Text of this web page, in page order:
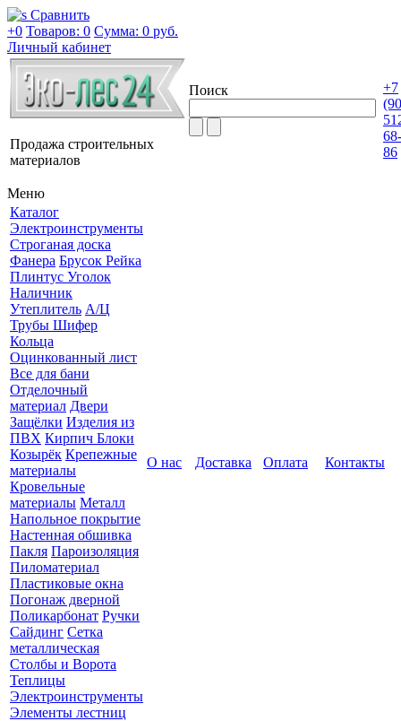
Сравнить
+0 Товаров: 0 Сумма: 0 руб.
Личный кабинет
Продажа строительных
материалов
Поиск
+7
68-
86
Меню
Каталог
Электроинструменты
Строганая доска
Фанера Брусок Рейка
Плинтус Уголок
Наличник
Утеплитель А/Ц
Трубы Шифер
Кольца
Оцинкованный лист
Все для бани
Отделочный
материал Двери
Защёлки Изделия из
ПВХ Кирпич Блоки
Козырёк Крепежные
материалы
Кровельные
материалы Металл
Напольное покрытие
Настенная обшивка
Пакля Пароизоляция
Пиломатериал
Пластиковые окна
Погонаж дверной
Поликарбонат Ручки
Сайдинг Сетка
металлическая
Столбы и Ворота
Теплицы
Электроинструменты
Элементы лестниц
О нас Доставка Оплата Контакты